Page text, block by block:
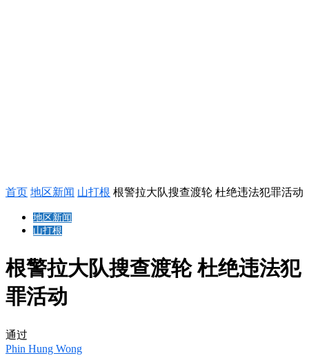
首页 地区新闻 山打根 根警拉大队搜查渡轮 杜绝违法犯罪活动
地区新闻
山打根
根警拉大队搜查渡轮 杜绝违法犯
罪活动
通过
Phin Hung Wong